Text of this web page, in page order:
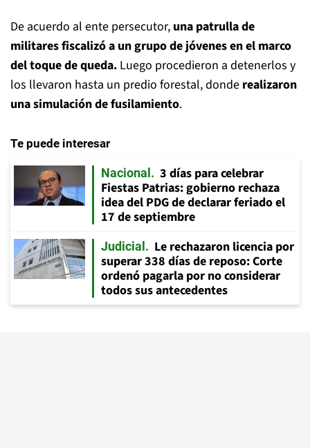
De acuerdo al ente persecutor, una patrulla de
militares fiscalizó a un grupo de jóvenes en el marco
del toque de queda. Luego procedieron a detenerlos y
los llevaron hasta un predio forestal, donde realizaron
una simulación de fusilamiento.
Te puede interesar
Nacional
3 días para celebrar
Fiestas Patrias: gobierno rechaza
idea del PDG de declarar feriado el
17 de septiembre
Judicial
Le rechazaron licencia por
superar 338 días de reposo: Corte
ordenó pagarla por no considerar
todos sus antecedentes